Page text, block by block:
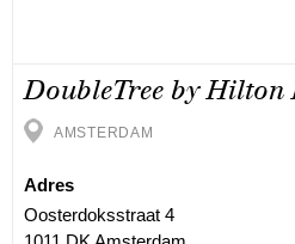
DoubleTree by Hilton
AMSTERDAM
Adres
Oosterdoksstraat 4